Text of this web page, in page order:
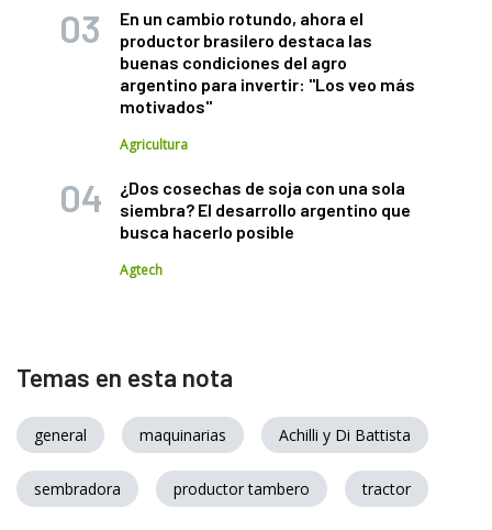
En un cambio rotundo, ahora el
productor brasilero destaca las
buenas condiciones del agro
argentino para invertir: "Los veo más
motivados"
Agricultura
¿Dos cosechas de soja con una sola
siembra? El desarrollo argentino que
busca hacerlo posible
Agtech
Temas en esta nota
general maquinarias Achilli y Di Battista
sembradora productor tambero tractor